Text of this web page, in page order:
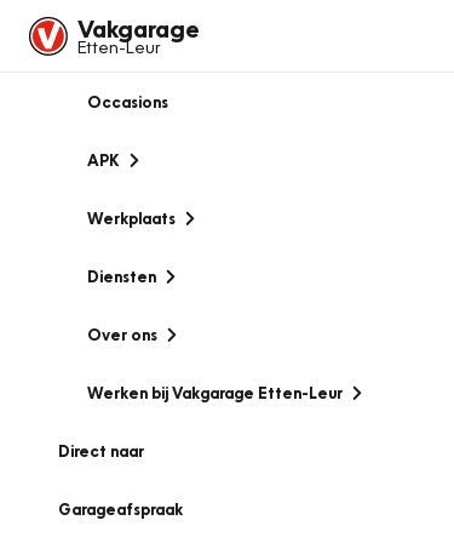
Vakgarage
Etten-Leur
Occasions
APK
Werkplaats
Diensten
Over ons
Werken bij Vakgarage Etten-Leur
Direct naar
Garageafspraak